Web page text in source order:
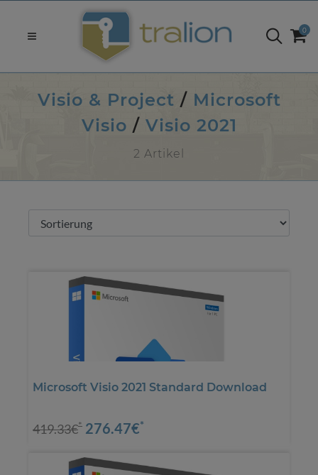
0
Visio & Project / Microsoft
Visio / Visio 2021
2 Artikel
Microsoft Visio 2021 Standard Download
419.33€* 276.47€*